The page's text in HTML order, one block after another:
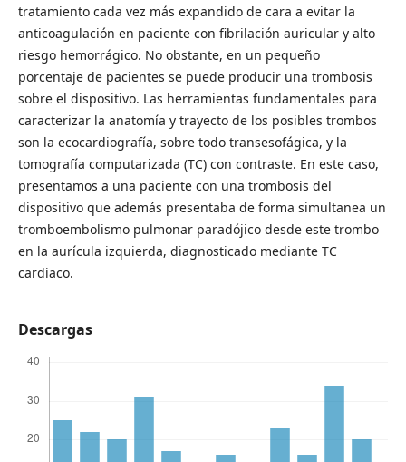
tratamiento cada vez más expandido de cara a evitar la
anticoagulación en paciente con fibrilación auricular y alto
riesgo hemorrágico. No obstante, en un pequeño
porcentaje de pacientes se puede producir una trombosis
sobre el dispositivo. Las herramientas fundamentales para
caracterizar la anatomía y trayecto de los posibles trombos
son la ecocardiografía, sobre todo transesofágica, y la
tomografía computarizada (TC) con contraste. En este caso,
presentamos a una paciente con una trombosis del
dispositivo que además presentaba de forma simultanea un
tromboembolismo pulmonar paradójico desde este trombo
en la aurícula izquierda, diagnosticado mediante TC
cardiaco.
Descargas